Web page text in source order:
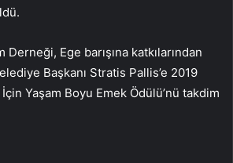
Derneği, Ege barışına katkılarından
Başkanı Stratis Pallis’e 2019
İçin Yaşam Boyu Emek Ödülü’nü takdim